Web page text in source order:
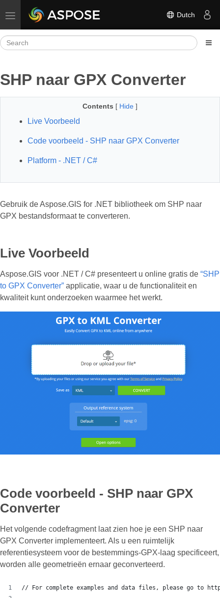
Toggle navigation Dutch
SHP naar GPX Converter
Contents [ Hide ]
Live Voorbeeld
Code voorbeeld - SHP naar GPX Converter
Platform - .NET / C#
Gebruik de Aspose.GIS for .NET bibliotheek om SHP naar
GPX bestandsformaat te converteren.
Live Voorbeeld
Aspose.GIS voor .NET / C# presenteert u online gratis de “SHP
to GPX Converter” applicatie, waar u de functionaliteit en
kwaliteit kunt onderzoeken waarmee het werkt.
Code voorbeeld - SHP naar GPX
Converter
Het volgende codefragment laat zien hoe je een SHP naar
GPX Converter implementeert. Als u een ruimtelijk
referentiesysteem voor de bestemmings-GPX-laag specificeert,
worden alle geometrieën ernaar geconverteerd.
// For complete examples and data files, please go to